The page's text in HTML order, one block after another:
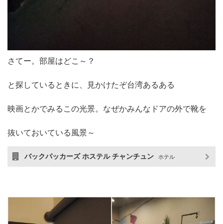
さてー。部屋はどこ～？
と探しているときに、見かけたぞ台湾あるある
映画とかでみるこの光景。なぜかみんなドアの外で靴を
抜いておいている風景～
バックパッカーズ ホステル チャンチュン ホテル